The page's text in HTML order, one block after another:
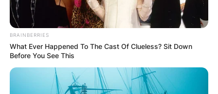
BRAINBERRIES
What Ever Happened To The Cast Of Clueless? Sit Down
Before You See This